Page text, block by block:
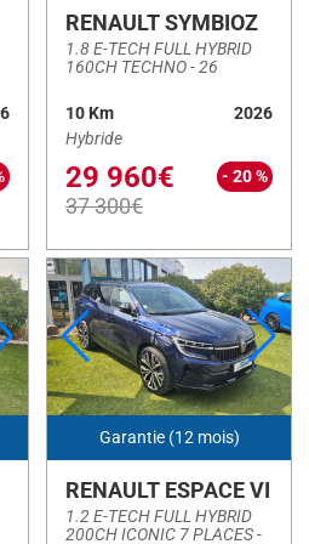
RENAULT SYMBIOZ
1.8 E-TECH FULL HYBRID
160CH TECHNO - 26
10 Km
2026
Hybride
29 960€
37 300€
- 20 %
Garantie (12 mois)
RENAULT ESPACE VI
1.2 E-TECH FULL HYBRID
200CH ICONIC 7 PLACES -